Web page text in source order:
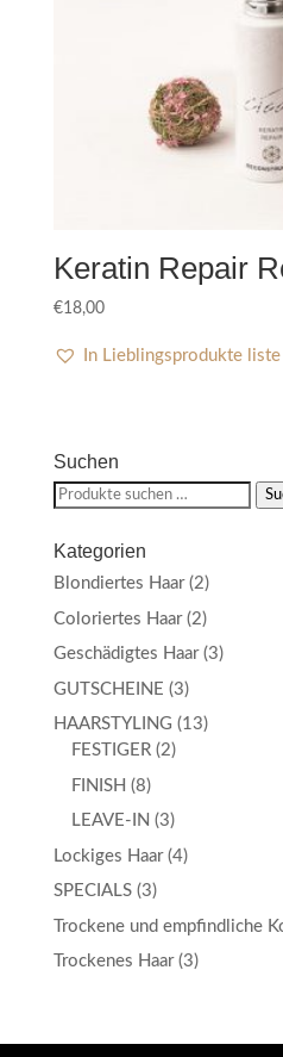
Keratin Repair
€18,00
In Lieblingsprodukte liste
Suchen
Suchen
Kategorien
Blondiertes Haar (2)
Coloriertes Haar (2)
Geschädigtes Haar (3)
GUTSCHEINE (3)
HAARSTYLING (13)
FESTIGER (2)
FINISH (8)
LEAVE-IN (3)
Lockiges Haar (4)
SPECIALS (3)
Trockene und empfindliche
Trockenes Haar (3)